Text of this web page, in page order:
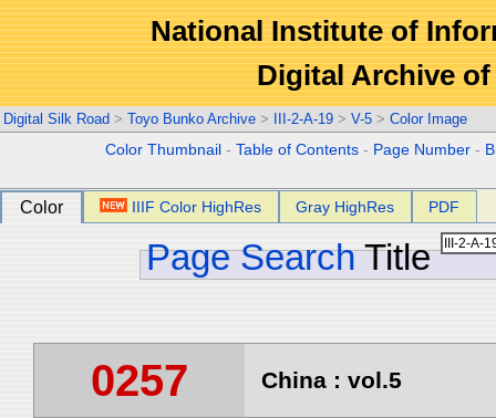
National Institute of
Digital Archive
Digital Silk Road > Toyo Bunko Archive > III-2-A-19 > V-5 > Color Image
Color Thumbnail -Table of Contents - Page Number -
Color IIIF Color HighRes Gray HighRes PDF
Page Search Title
0257 China : vol.5